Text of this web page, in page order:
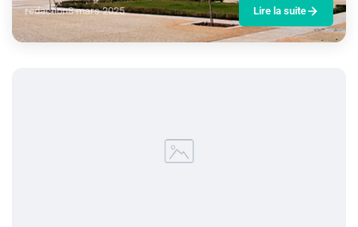
redaction8 mars 2025 Lire la suite